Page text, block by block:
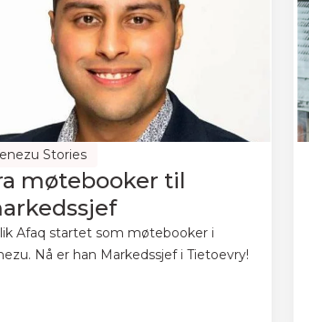
Stories
møtebooker til
Afaq startet som møtebooker i
Nå er han Markedssjef i Tietoevry!